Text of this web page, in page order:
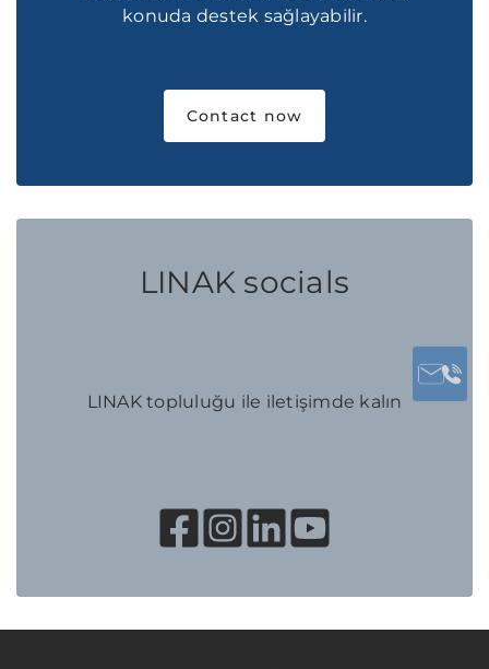
konuda destek sağlayabilir.
Contact now
LINAK socials
LINAK topluluğu ile iletişimde kalın